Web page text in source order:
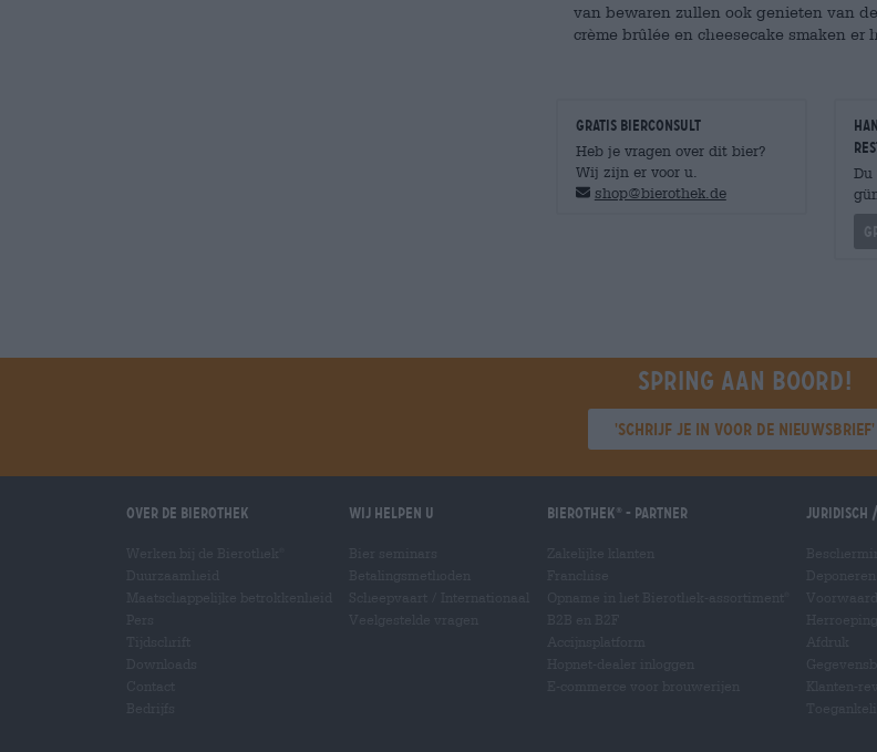
van bewaren zullen ook genieten van
crème brûlée en cheesecake smaken er
GRATIS BIERCONSULT
Heb je vragen over dit bier?
Wij zijn er voor u.
shop@bierothek.de
Du
Spring aan boord!
'Schrijf je in voor de nieuwsbrief'
Over de Bierothek Wij helpen u Bierothek - Partner Juridisch